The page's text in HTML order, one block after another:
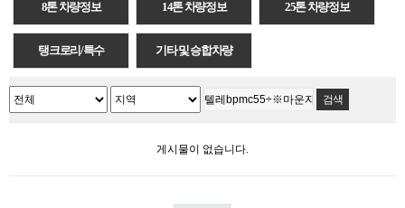
8톤 차량정보 14톤 차량정보 25톤 차량정보
탱크로리/특수 기타 및 승합차량
게시물이 없습니다.